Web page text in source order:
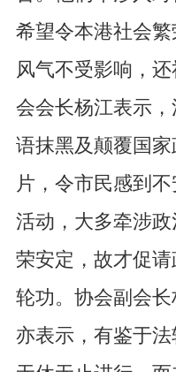
希望令本港社会
风气不受影响，
会会长杨江表示
语抹黑及颠覆国
片，令市民感到
活动，大多牵涉
荣安定，故才促
轮功。协会副会
亦表示，有鉴于法